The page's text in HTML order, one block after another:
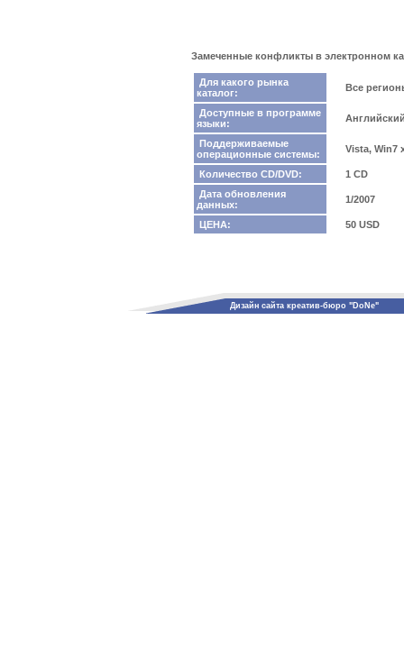
Замеченные конфликты в электронном
Для какого рынка
каталог:
Все
Доступные в программе
языки:
Поддерживаемые
операционные системы:
Vista, Win7
Количество CD/DVD:
1 CD
Дата обновления
данных:
1/2007
ЦЕНА: 50 USD
Дизайн сайта креатив-бюро "DoNe"